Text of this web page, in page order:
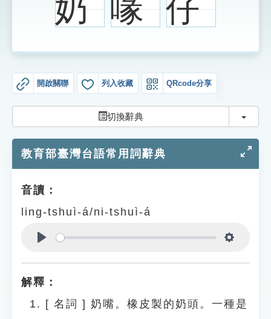
生字詞彙表
知識索引
遊戲專區
貓頭鷹博士
奶 喙 仔
開啟關聯 列入收藏 QRcode分享
切換辭典 切換
教育部臺灣台語常用詞辭典
音讀：
ling-tshuì-á/ni-tshuì-á
解釋：
[ 名詞 ] 奶嘴。橡皮製的奶頭。一種是